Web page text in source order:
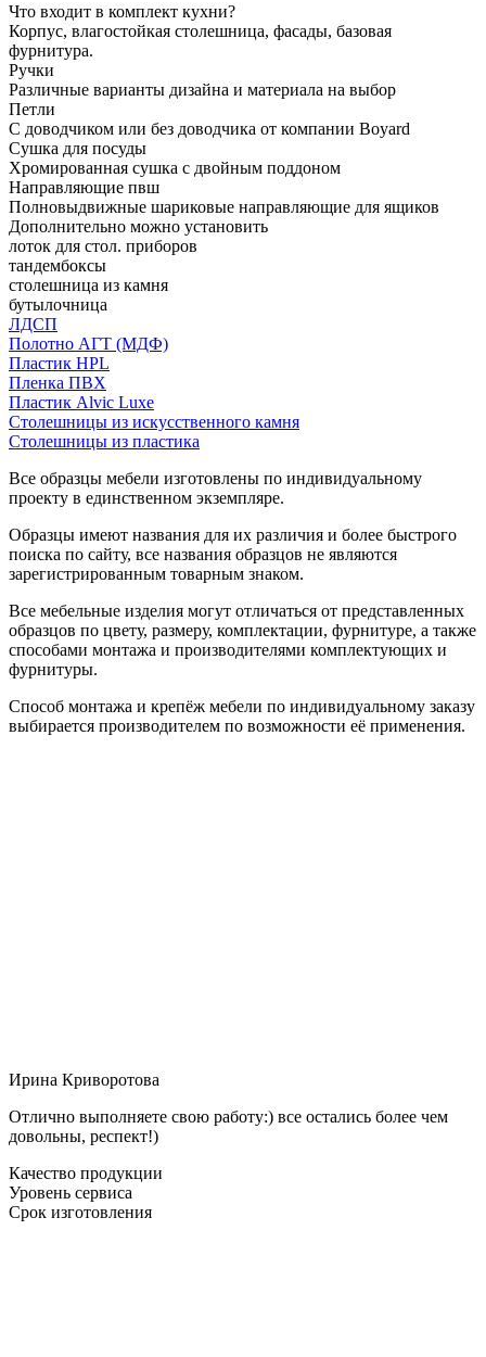
Что входит в комплект кухни?
Корпус, влагостойкая столешница, фасады, базовая
фурнитура.
Ручки
Различные варианты дизайна и материала на выбор
Петли
С доводчиком или без доводчика от компании Boyard
Сушка для посуды
Хромированная сушка с двойным поддоном
Направляющие пвш
Полновыдвижные шариковые направляющие для ящиков
Дополнительно можно установить
лоток для стол. приборов
тандембоксы
столешница из камня
бутылочница
ЛДСП
Полотно АГТ (МДФ)
Пластик HPL
Пленка ПВХ
Пластик Alvic Luxe
Столешницы из искусственного камня
Столешницы из пластика
Все образцы мебели изготовлены по индивидуальному
проекту в единственном экземпляре.
Образцы имеют названия для их различия и более быстрого
поиска по сайту, все названия образцов не являются
зарегистрированным товарным знаком.
Все мебельные изделия могут отличаться от представленных
образцов по цвету, размеру, комплектации, фурнитуре, а также
способами монтажа и производителями комплектующих и
фурнитуры.
Способ монтажа и крепёж мебели по индивидуальному заказу
выбирается производителем по возможности её применения.
Ирина Криворотова
Отлично выполняете свою работу:) все остались более чем
довольны, респект!)
Качество продукции
Уровень сервиса
Срок изготовления